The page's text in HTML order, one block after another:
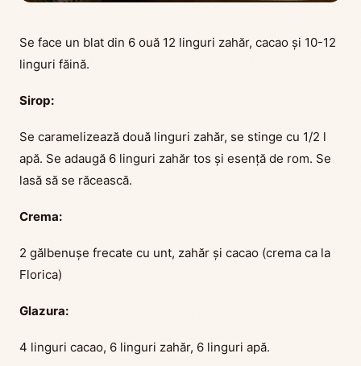
Se face un blat din 6 ouă 12 linguri zahăr, cacao și 10-12
linguri făină.
Sirop:
Se caramelizează două linguri zahăr, se stinge cu 1/2 l
apă. Se adaugă 6 linguri zahăr tos și esență de rom. Se
lasă să se răcească.
Crema:
2 gălbenușe frecate cu unt, zahăr și cacao (crema ca la
Florica)
Glazura:
4 linguri cacao, 6 linguri zahăr, 6 linguri apă.